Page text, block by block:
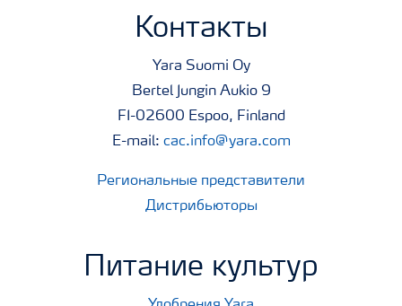
Контакты
Yara Suomi Oy
Bertel Jungin Aukio 9
FI-02600 Espoo, Finland
E-mail: cac.info@yara.com
Региональные представители
Дистрибьюторы
Питание культур